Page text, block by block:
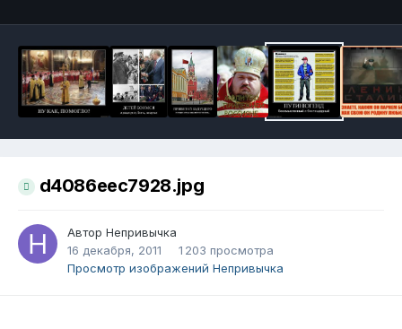
d4086eec7928.jpg
Автор Непривычка
16 декабря, 2011
1 203 просмотра
Просмотр изображений Непривычка